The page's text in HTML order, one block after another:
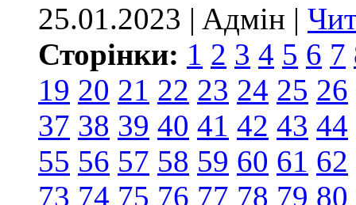
25.01.2023 | Aдмін |
Сторінки: 1 2 3 4 5 6 7
19 20 21 22 23 24 25 26
37 38 39 40 41 42 43 44
55 56 57 58 59 60 61 62
73 74 75 76 77 78 79 80